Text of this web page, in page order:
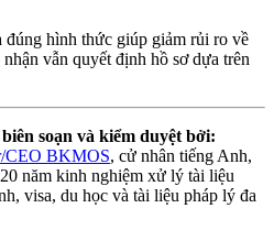
hình thức giúp giảm rủi ro về
vẫn quyết định hồ sơ dựa trên
soạn và kiểm duyệt bởi:
CEO BKMOS, cử nhân tiếng Anh,
năm kinh nghiệm xử lý tài liệu
visa, du học và tài liệu pháp lý đa